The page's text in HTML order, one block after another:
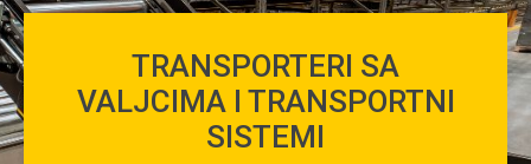
TRANSPORTERI SA
VALJCIMA I TRANSPORTNI
SISTEMI